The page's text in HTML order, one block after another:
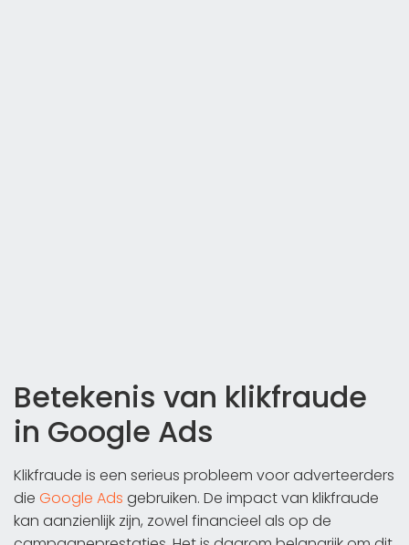
Betekenis van klikfraude
in Google Ads
Klikfraude is een serieus probleem voor adverteerders
die Google Ads gebruiken. De impact van klikfraude
kan aanzienlijk zijn, zowel financieel als op de